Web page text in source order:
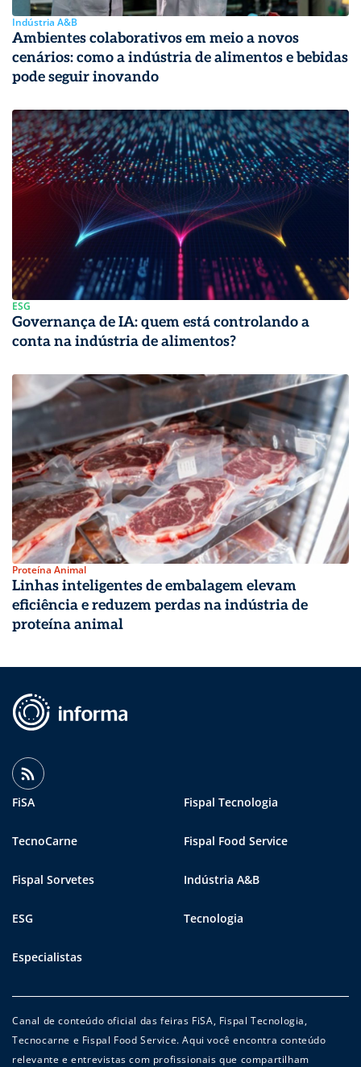
Indústria A&B
Ambientes colaborativos em meio a novos
cenários: como a indústria de alimentos e bebidas
pode seguir inovando
ESG
Governança de IA: quem está controlando a
conta na indústria de alimentos?
Proteína Animal
Linhas inteligentes de embalagem elevam
eficiência e reduzem perdas na indústria de
proteína animal
FiSA Fispal Tecnologia
TecnoCarne Fispal Food Service
Fispal Sorvetes Indústria A&B
ESG Tecnologia
Especialistas
Canal de conteúdo oficial das feiras FiSA, Fispal Tecnologia,
Tecnocarne e Fispal Food Service. Aqui você encontra conteúdo
relevante e entrevistas com profissionais que compartilham